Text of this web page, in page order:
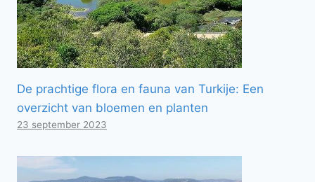
De prachtige flora en fauna van Turkije: Een
overzicht van bloemen en planten
23 september 2023